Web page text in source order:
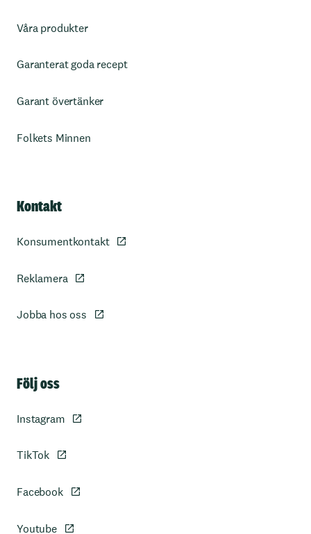
Våra produkter
Garanterat goda recept
Garant övertänker
Folkets Minnen
Kontakt
Konsumentkontakt
Reklamera
Jobba hos oss
Följ oss
Instagram
TikTok
Facebook
Youtube